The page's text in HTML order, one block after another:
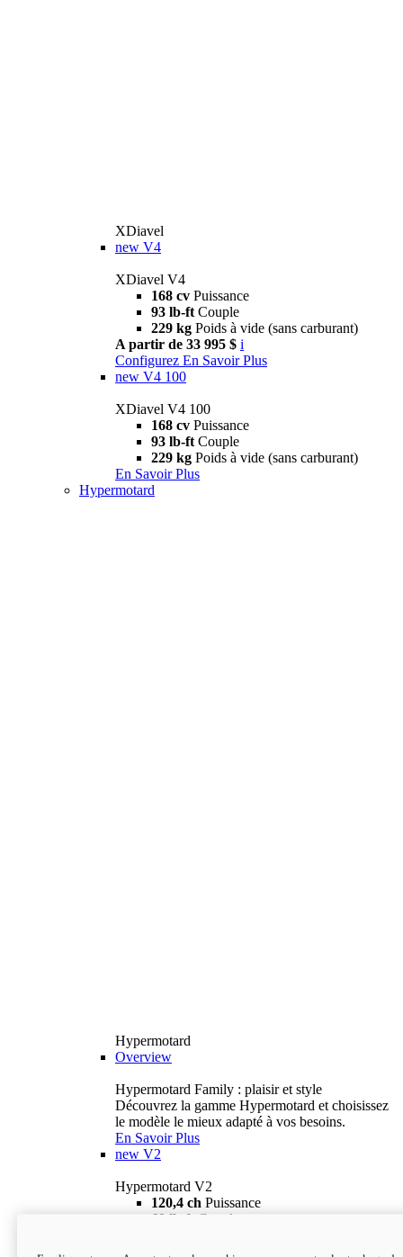
XDiavel
new V4
XDiavel V4
168 cv Puissance
93 lb-ft Couple
229 kg Poids à vide (sans carburant)
A partir de 33 995 $ i
Configurez En Savoir Plus
new V4 100
XDiavel V4 100
168 cv Puissance
93 lb-ft Couple
229 kg Poids à vide (sans carburant)
En Savoir Plus
Hypermotard
Hypermotard
Overview
Hypermotard Family : plaisir et style
Découvrez la gamme Hypermotard et choisissez
le modèle le mieux adapté à vos besoins.
En Savoir Plus
new V2
Hypermotard V2
120,4 ch Puissance
69 lb-ft
Couple
18 895 $